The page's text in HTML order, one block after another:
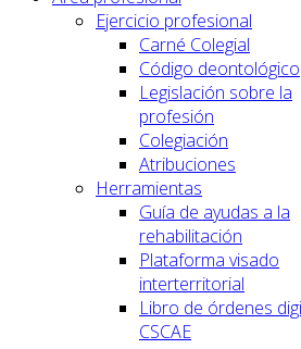
Ejercicio profesional
Carné Colegial
Código deontológico
Legislación sobre la
profesión
Colegiación
Atribuciones
Herramientas
Guía de ayudas a la
rehabilitación
Plataforma visado
interterritorial
Libro de órdenes
CSCAE